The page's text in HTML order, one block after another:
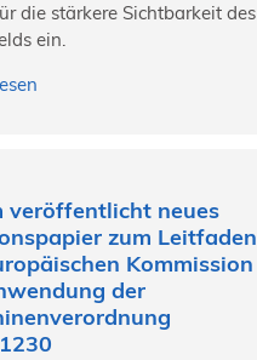
die stärkere Sichtbarkeit des
ein.
veröffentlicht neues
zum Leitfaden
Kommission
der